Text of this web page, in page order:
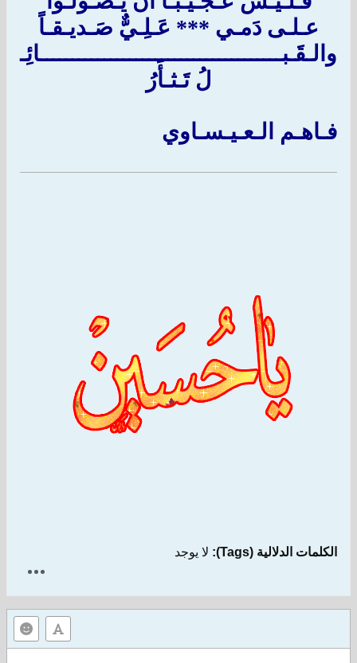
عـلـى دَمـي *** عَـلِـيٌّ صَـديـقـاً
والـقَـبــــــــــــــــــــــــــــــــــــــائِـ
لُ تَـثـأَرُ
فـاهـم الـعـيـسـاوي
الكلمات الدلالية (Tags): لا يوجد